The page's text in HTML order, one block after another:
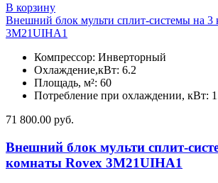
В корзину
Внешний блок мульти сплит-системы на 3
3M21UIHA1
Компрессор: Инверторный
Охлаждение,кВт: 6.2
Площадь, м²: 60
Потребление при охлаждении, кВт:
71 800.00 руб.
Внешний блок мульти сплит-
комнаты Rovex 3M21UIHA1